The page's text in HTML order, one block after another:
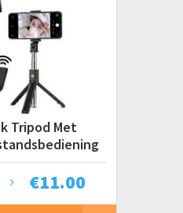
Tripod Met
€11.00